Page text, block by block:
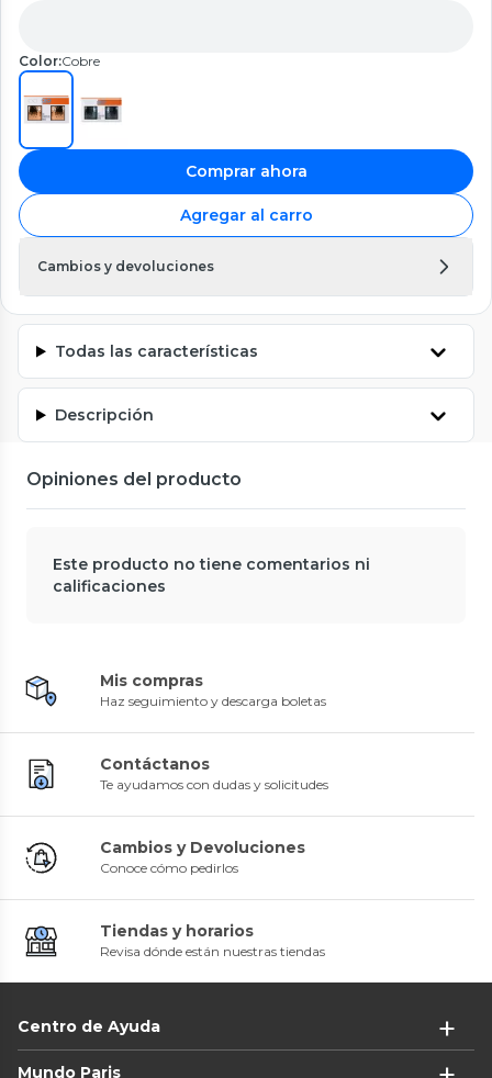
Color:Cobre
Comprar ahora
Agregar al carro
Cambios y devoluciones
Todas las características
Descripción
Opiniones del producto
Este producto no tiene comentarios ni
calificaciones
Mis compras
Haz seguimiento y descarga boletas
Contáctanos
Te ayudamos con dudas y solicitudes
Cambios y Devoluciones
Conoce cómo pedirlos
Tiendas y horarios
Revisa dónde están nuestras tiendas
Centro de Ayuda
Mundo Paris